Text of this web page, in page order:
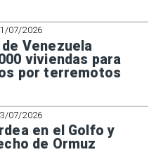
07/2026
Venezuela
viviendas para
por terremotos
07/2026
en el Golfo y
de Ormuz